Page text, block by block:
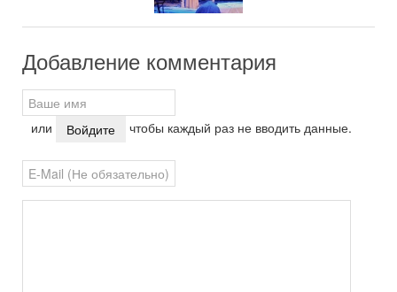
Добавление комментария
или Войдите чтобы каждый раз не вводить данные.